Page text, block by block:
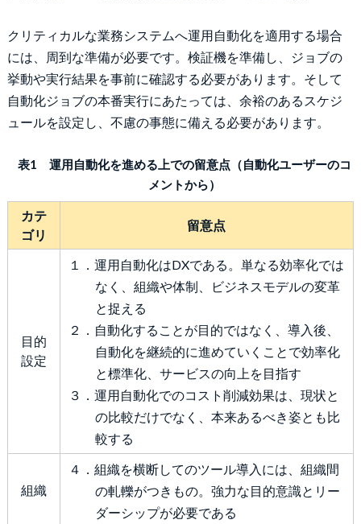
クリティカルな業務システムへ運用自動化を適用する場合
には、周到な準備が必要です。検証機を準備し、ジョブの
挙動や実行結果を事前に確認する必要があります。そして
自動化ジョブの本番実行にあたっては、余裕のあるスケジ
ュールを設定し、不慮の事態に備える必要があります。
表1 運用自動化を進める上での留意点（自動化ユーザーのコ
メントから）
カテ
ゴリ
留意点
目的
設定
１．運用自動化はDXである。単なる効率化では
なく、組織や体制、ビジネスモデルの変革
と捉える
２．自動化することが目的ではなく、導入後、
自動化を継続的に進めていくことで効率化
と標準化、サービスの向上を目指す
３．運用自動化でのコスト削減効果は、現状と
の比較だけでなく、本来あるべき姿とも比
較する
組織
４．組織を横断してのツール導入には、組織間
の軋轢がつきもの。強力な目的意識とリー
ダーシップが必要である